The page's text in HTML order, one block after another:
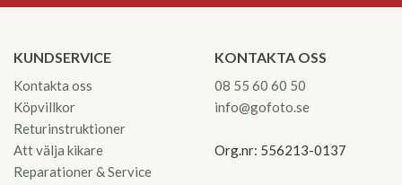
KUNDSERVICE
Kontakta oss
Köpvillkor
Returinstruktioner
Att välja kikare
Reparationer & Service
KONTAKTA OSS
08 55 60 60 50
info@gofoto.se
Org.nr: 556213-0137